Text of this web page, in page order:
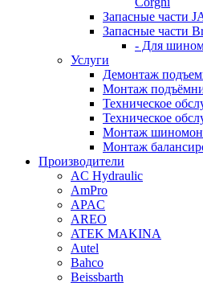
Запасные части
Запасные части
- Для
Услуги
Демонтаж
Монтаж
Техническое
Техническое
Монтаж
Монтаж
Производители
AC Hydraulic
AmPro
APAC
AREO
ATEK MAKINA
Autel
Bahco
Beissbarth